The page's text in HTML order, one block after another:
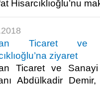
Hisarcıklıoğlu’nu
Ticaret ve
ziyaret
Ticaret ve
Abdülkadir